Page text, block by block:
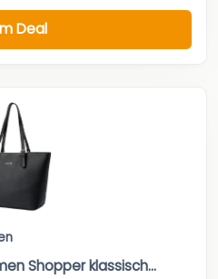
Deal
Shopper klassisch...